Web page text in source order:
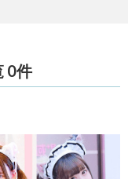
0件